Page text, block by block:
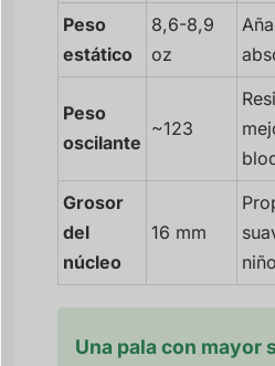
Peso
estático
8,6-8,9
oz
Peso
oscilante
~123
Grosor
del
núcleo
16 mm
Una pala con mayor